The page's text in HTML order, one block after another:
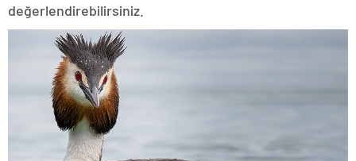
değerlendirebilirsiniz.